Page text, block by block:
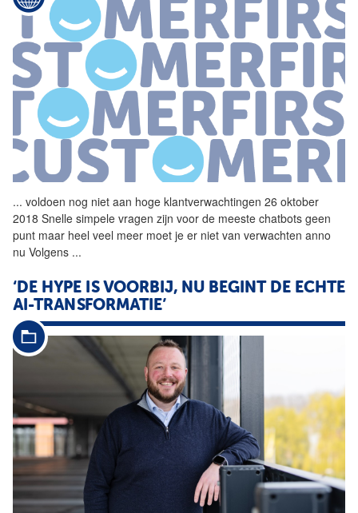
... voldoen nog niet aan hoge klantverwachtingen 26 oktober
2018 Snelle simpele vragen zijn voor de meeste chatbots geen
punt maar heel veel meer moet je er niet van verwachten anno
nu Volgens ...
‘DE HYPE IS VOORBIJ, NU BEGINT DE ECHTE
AI-TRANSFORMATIE’